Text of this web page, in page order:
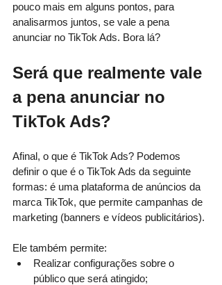
pouco mais em alguns pontos, para
analisarmos juntos, se vale a pena
anunciar no TikTok Ads. Bora lá?
Será que realmente vale
a pena anunciar no
TikTok Ads?
Afinal, o que é TikTok Ads? Podemos
definir o que é o TikTok Ads da seguinte
formas: é uma plataforma de anúncios da
marca TikTok, que permite campanhas de
marketing (banners e vídeos publicitários).
Ele também permite:
Realizar configurações sobre o
público que será atingido;